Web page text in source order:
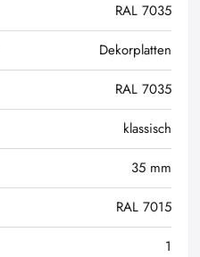
RAL 7035
Dekorplatten
RAL 7035
klassisch
35 mm
RAL 7015
1